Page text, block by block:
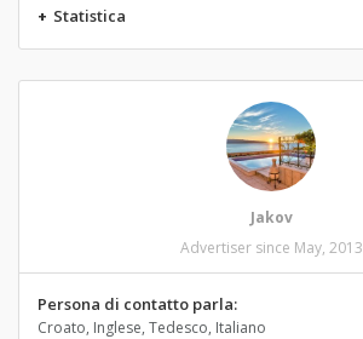
+ Statistica
Jakov
Advertiser since May, 2013
Persona di contatto parla:
Croato, Inglese, Tedesco, Italiano